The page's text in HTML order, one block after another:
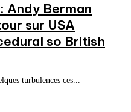
Andy Berman
sur USA
so British
turbulences ces...